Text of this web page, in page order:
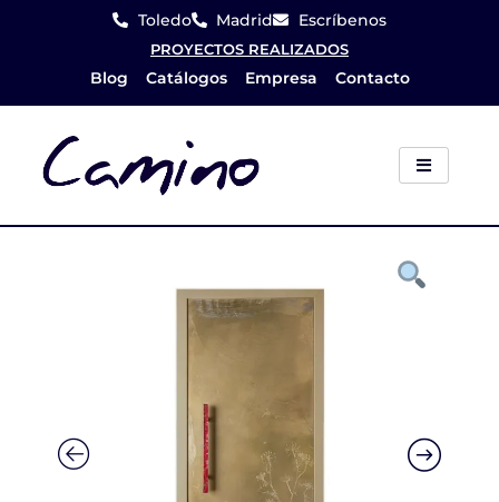
Toledo Madrid Escríbenos
PROYECTOS REALIZADOS
Blog Catálogos Empresa Contacto